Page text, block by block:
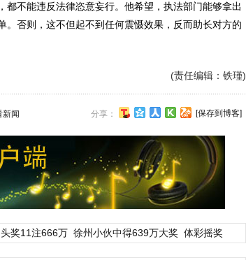
不能违反法律恣意妄行。他希望，执法部门能够拿出
否则，这不但起不到任何震慑效果，反而助长对方的
(责任编辑：铁瑾)
分享： [保存到博客]
新闻
奖11注666万 徐州小伙中得639万大奖 体彩摇奖